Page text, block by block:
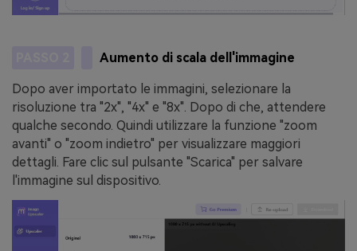
Aumento di scala dell'immagine
Dopo aver importato le immagini, selezionare la
risoluzione tra "2x", "4x" e "8x". Dopo di che, attendere
qualche secondo. Quindi utilizzare la funzione "zoom
avanti" o "zoom indietro" per visualizzare maggiori
dettagli. Fare clic sul pulsante "Scarica" per salvare
l'immagine sul dispositivo.